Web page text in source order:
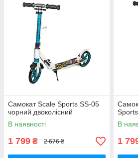
Самокат Scale Sports SS-05
чорний двоколісний
В наявності
1 799 ₴ 2 676 ₴
В
1